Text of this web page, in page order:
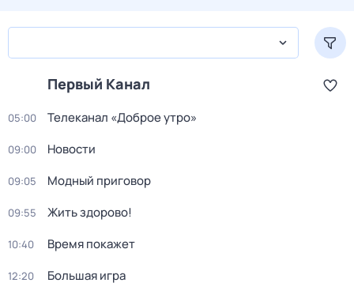
Первый Канал
05:00 Телеканал «Доброе утро»
09:00 Новости
09:05 Модный приговор
09:55 Жить здорово!
10:40 Время покажет
12:20 Большая игра